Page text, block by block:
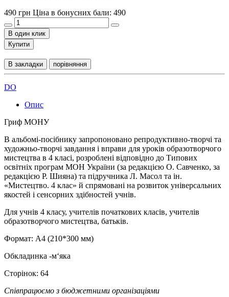
490 грн Ціна в бонусних бали: 490
В один клик
Купити
В закладки порівняння
DO
Опис
Гриф МОНУ
В альбомі-посібнику запропоновано репродуктивно-творчі та
художньо-творчі завдання і вправи для уроків образотворчого
мистецтва в 4 класі, розроблені відповідно до Типових
освітніх програм МОН України (за редакцією О. Савченко, за
редакцією Р. Шияна) та підручника Л. Масол та ін.
«Мистецтво. 4 клас» й спрямовані на розвиток універсальних
якостей і сенсорних здібностей учнів.
Для учнів 4 класу, учителів початкових класів, учителів
образотворчого мистецтва, батьків.
Формат: А4 (210*300 мм)
Обкладинка -м‘яка
Сторінок: 64
Співпрацюємо з бюджетними організаціями